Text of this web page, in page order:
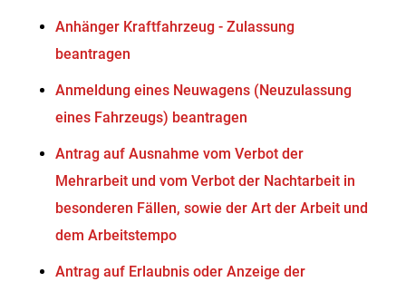
Anhänger Kraftfahrzeug - Zulassung
beantragen
Anmeldung eines Neuwagens (Neuzulassung
eines Fahrzeugs) beantragen
Antrag auf Ausnahme vom Verbot der
Mehrarbeit und vom Verbot der Nachtarbeit in
besonderen Fällen, sowie der Art der Arbeit und
dem Arbeitstempo
Antrag auf Erlaubnis oder Anzeige der